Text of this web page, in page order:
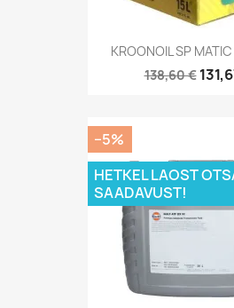
KROONOIL SP
138,60 €
−5%
HETKEL LAOST
SAADAVUST!